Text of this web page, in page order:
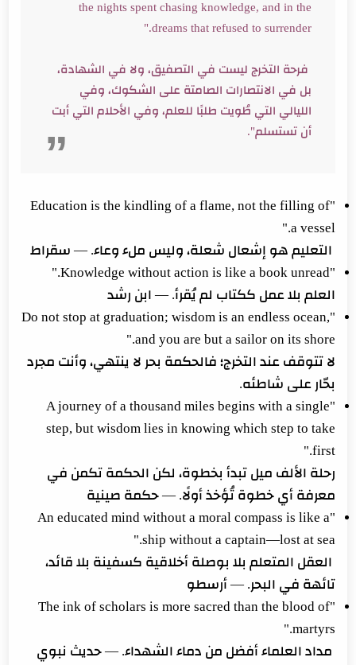
the nights spent chasing knowledge, and in the
dreams that refused to surrender."
فرحة التخرج ليست في التصفيق، ولا في الشهادة،
بل في الانتصارات الصامتة على الشكوك، وفي
الليالي التي طُويت طلبًا للعلم، وفي الأحلام التي أبت
أن تستسلم".
"Education is the kindling of a flame, not the filling of
a vessel."
التعليم هو إشعال شعلة، وليس ملء وعاء. — سقراط
"Knowledge without action is like a book unread."
العلم بلا عمل ككتاب لم يُقرأ. — ابن رشد
"Do not stop at graduation; wisdom is an endless ocean,
and you are but a sailor on its shore."
لا تتوقف عند التخرج؛ فالحكمة بحر لا ينتهي، وأنت مجرد
بحّار على شاطئه.
"A journey of a thousand miles begins with a single
step, but wisdom lies in knowing which step to take
first."
رحلة الألف ميل تبدأ بخطوة، لكن الحكمة تكمن في
معرفة أي خطوة تُؤخذ أولًا. — حكمة صينية
"An educated mind without a moral compass is like a
ship without a captain—lost at sea."
العقل المتعلم بلا بوصلة أخلاقية كسفينة بلا قائد،
تائهة في البحر. — أرسطو
"The ink of scholars is more sacred than the blood of
martyrs."
مداد العلماء أفضل من دماء الشهداء. — حديث نبوي